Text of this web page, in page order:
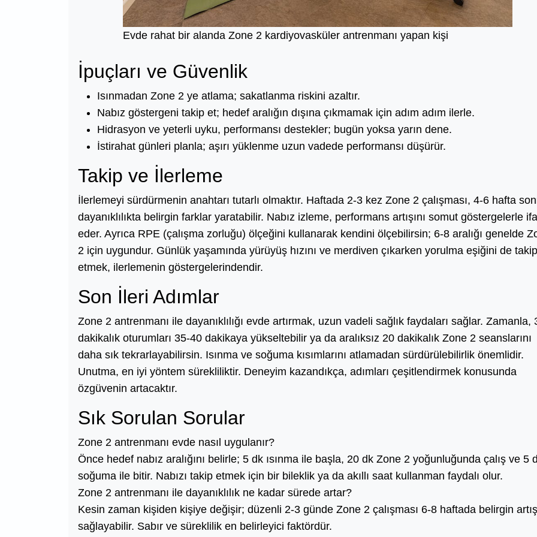
Evde rahat bir alanda Zone 2 kardiyovasküler antrenmanı yapan kişi
İpuçları ve Güvenlik
Isınmadan Zone 2 ye atlama; sakatlanma riskini azaltır.
Nabız göstergeni takip et; hedef aralığın dışına çıkmamak için adım adım ilerle.
Hidrasyon ve yeterli uyku, performansı destekler; bugün yoksa yarın dene.
İstirahat günleri planla; aşırı yüklenme uzun vadede performansı düşürür.
Takip ve İlerleme
İlerlemeyi sürdürmenin anahtarı tutarlı olmaktır. Haftada 2-3 kez Zone 2 çalışması, 4-6 hafta
dayanıklılıkta belirgin farklar yaratabilir. Nabız izleme, performans artışını somut göstergelerle
eder. Ayrıca RPE (çalışma zorluğu) ölçeğini kullanarak kendini ölçebilirsin; 6-8 aralığı genelde
2 için uygundur. Günlük yaşamında yürüyüş hızını ve merdiven çıkarken yorulma eşiğini de takip
etmek, ilerlemenin göstergelerindendir.
Son İleri Adımlar
Zone 2 antrenmanı ile dayanıklılığı evde artırmak, uzun vadeli sağlık faydaları sağlar. Zamanla,
dakikalık oturumları 35-40 dakikaya yükseltebilir ya da aralıksız 20 dakikalık Zone 2 seanslarını
daha sık tekrarlayabilirsin. Isınma ve soğuma kısımlarını atlamadan sürdürülebilirlik önemlidir.
Unutma, en iyi yöntem sürekliliktir. Deneyim kazandıkça, adımları çeşitlendirmek konusunda
özgüvenin artacaktır.
Sık Sorulan Sorular
Zone 2 antrenmanı evde nasıl uygulanır?
Önce hedef nabız aralığını belirle; 5 dk ısınma ile başla, 20 dk Zone 2 yoğunluğunda çalış ve 5
soğuma ile bitir. Nabızı takip etmek için bir bileklik ya da akıllı saat kullanman faydalı olur.
Zone 2 antrenmanı ile dayanıklılık ne kadar sürede artar?
Kesin zaman kişiden kişiye değişir; düzenli 2-3 günde Zone 2 çalışması 6-8 haftada belirgin artış
sağlayabilir. Sabır ve süreklilik en belirleyici faktördür.